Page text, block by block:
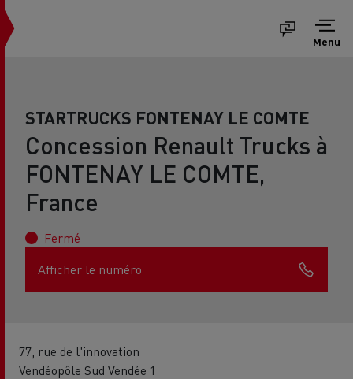
Menu
STARTRUCKS FONTENAY LE COMTE
Concession Renault Trucks à
FONTENAY LE COMTE,
France
Fermé
Afficher le numéro
77, rue de l'innovation
Vendéopôle Sud Vendée 1